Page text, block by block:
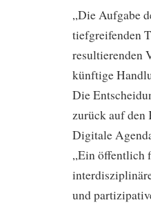
„Die Aufgabe
tiefgreifenden
resultierenden
künftige
Die
zurück auf den
Digitale
„Ein öffentlich
und